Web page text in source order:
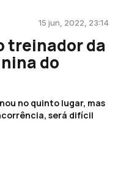
15 jun, 2022, 23:14
treinador da
do
no quinto lugar, mas
será difícil